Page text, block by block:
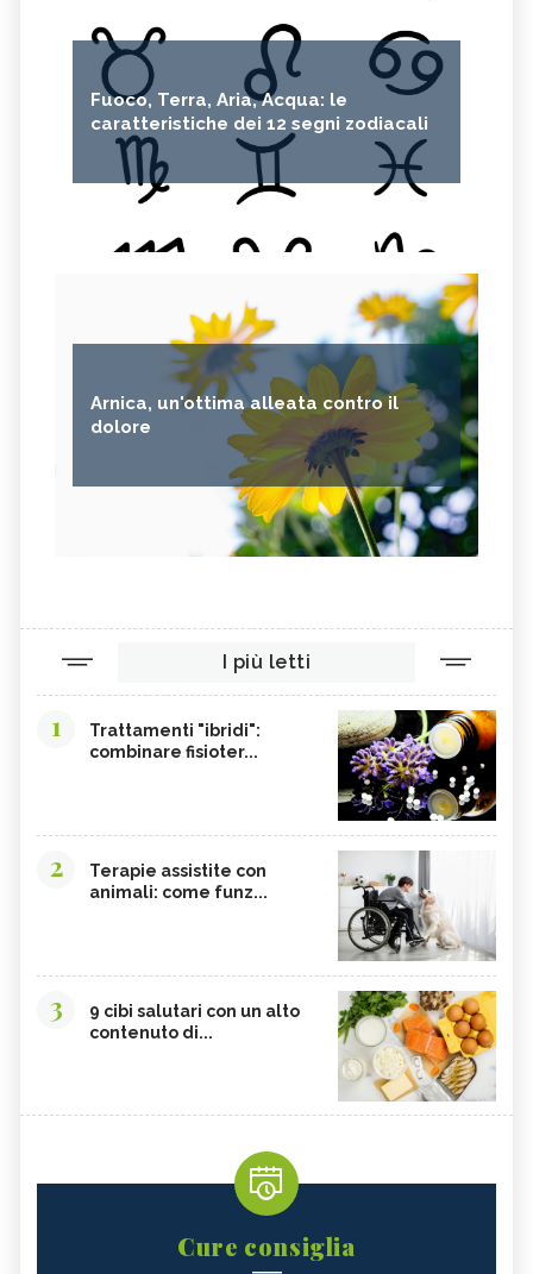
Fuoco, Terra, Aria, Acqua: le
caratteristiche dei 12 segni zodiacali
Arnica, un'ottima alleata contro il
dolore
I più letti
1
Trattamenti "ibridi":
combinare fisioter...
2
Terapie assistite con
animali: come funz...
3
9 cibi salutari con un alto
contenuto di...
Cure consiglia